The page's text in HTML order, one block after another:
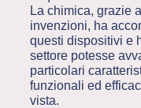
La chimica, grazie
invenzioni, ha
questi dispositivi e
settore potesse
particolari
funzionali ed
vista.